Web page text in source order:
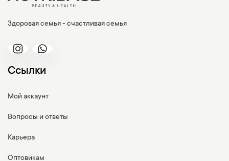
Здоровая семья - счастливая семья
Ссылки
Мой аккаунт
Вопросы и ответы
Карьера
Оптовикам